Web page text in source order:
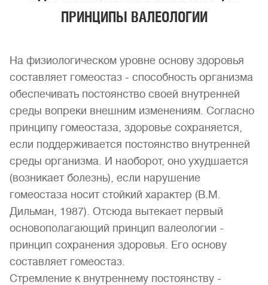
ПРИНЦИПЫ ВАЛЕОЛОГИИ
На физиологическом уровне основу здоровья
составляет гомеостаз - способность организма
обеспечивать постоянство своей внутренней
среды вопреки внешним изменениям. Согласно
принципу гомеостаза, здоровье сохраняется,
если поддерживается постоянство внутренней
среды организма. И наоборот, оно ухудшается
(возникает болезнь), если нарушение
гомеостаза носит стойкий характер (В.М.
Дильман, 1987). Отсюда вытекает первый
основополагающий принцип валеологии -
принцип сохранения здоровья. Его основу
составляет гомеостаз.
Стремление к внутреннему постоянству -